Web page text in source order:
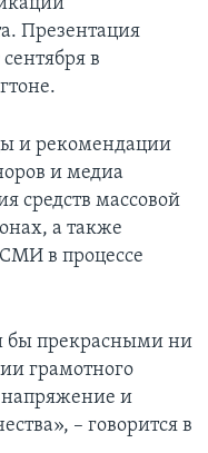
Презентация
в
и рекомендации
и медиа
средств массовой
а также
в процессе
бы прекрасными ни
грамотного
напряжение и
– говорится в